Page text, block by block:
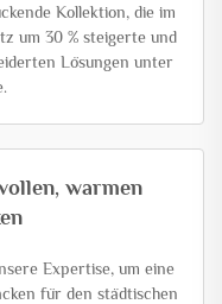
Kollektion, die im
um 30 % steigerte und
Lösungen unter
warmen
Expertise, um eine
für den städtischen